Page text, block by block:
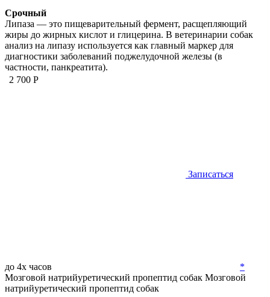
Срочный
Липаза — это пищеварительный фермент, расщепляющий
жиры до жирных кислот и глицерина. В ветеринарии собак
анализ на липазу используется как главный маркер для
диагностики заболеваний поджелудочной железы (в
частности, панкреатита).
2 700 Р
Записаться
до 4х часов
*
Мозговой натрийуретический пропептид собак Мозговой
натрийуретический пропептид собак